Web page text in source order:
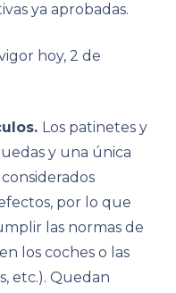
ya aprobadas.
hoy, 2 de
Los patinetes y
y una única
por lo que
las normas de
los coches o las
etc.). Quedan